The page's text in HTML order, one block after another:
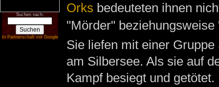
Suchen nach:
In Partnerschaft mit Google
Orks bedeuteten ihnen
"Mörder"
Sie liefen mit einer
am Silbersee. Als sie auf
Kampf besiegt und getötet.